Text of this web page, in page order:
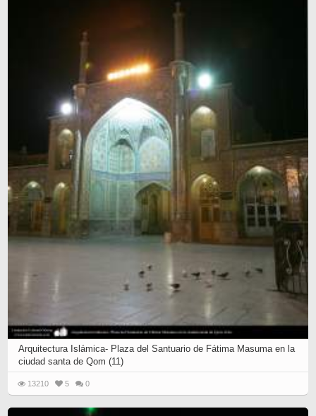
Arquitectura Islámica- Plaza del Santuario de Fátima Masuma en la
ciudad santa de Qom (11)
13210 5 0